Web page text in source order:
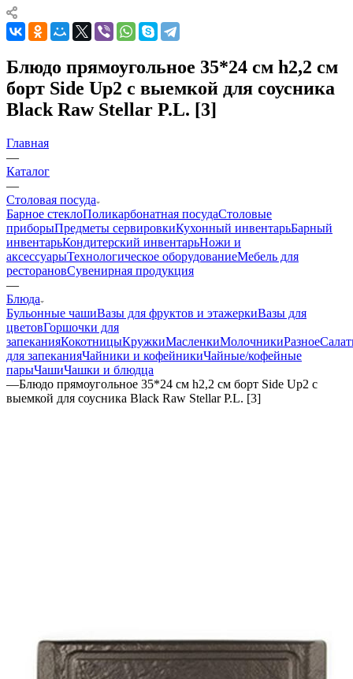
Блюдо прямоугольное 35*24 см h2,2 см
борт Side Up2 с выемкой для соусника
Black Raw Stellar P.L. [3]
Главная
—
Каталог
—
Столовая посуда
Барное стеклоПоликарбонатная посудаСтоловые
приборыПредметы сервировкиКухонный инвентарьБарный
инвентарьКондитерский инвентарьНожи и
аксессуарыТехнологическое оборудованиеМебель для
ресторановСувенирная продукция
—
Блюда
Бульонные чашиВазы для фруктов и этажеркиВазы для
цветовГоршочки для
запеканияКокотницыКружкиМасленкиМолочникиРазное
для запеканияЧайники и кофейникиЧайные/кофейные
парыЧашиЧашки и блюдца
—Блюдо прямоугольное 35*24 см h2,2 см борт Side Up2 с
выемкой для соусника Black Raw Stellar P.L. [3]